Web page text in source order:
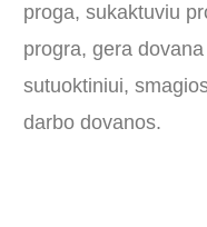
proga, sukaktuviu
progra, gera
sutuoktiniui,
darbo dovanos.